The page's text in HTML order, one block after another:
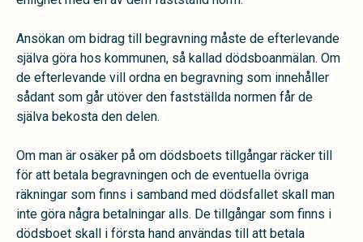
Ansökan om bidrag till begravning måste de efterlevande
själva göra hos kommunen, så kallad dödsboanmälan. Om
de efterlevande vill ordna en begravning som innehåller
sådant som går utöver den fastställda normen får de
själva bekosta den delen.
Om man är osäker på om dödsboets tillgångar räcker till
för att betala begravningen och de eventuella övriga
räkningar som finns i samband med dödsfallet skall man
inte göra några betalningar alls. De tillgångar som finns i
dödsboet skall i första hand användas till att betala